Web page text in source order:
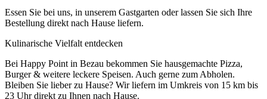
Essen Sie bei uns, in unserem Gastgarten oder lassen Sie sich Ihre
Bestellung direkt nach Hause liefern.
Kulinarische Vielfalt entdecken
Bei Happy Point in Bezau bekommen Sie hausgemachte Pizza,
Burger & weitere leckere Speisen. Auch gerne zum Abholen.
Bleiben Sie lieber zu Hause? Wir liefern im Umkreis von 15 km bis
23 Uhr direkt zu Ihnen nach Hause.